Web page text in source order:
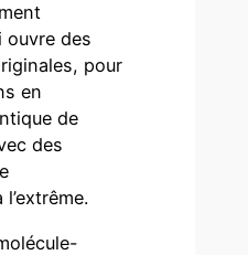
ouvre des
pour
en
de
des